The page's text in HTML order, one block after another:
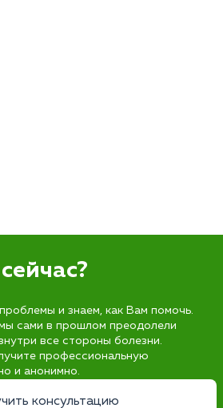
и знаем, как Вам помочь.
сами в прошлом преодолели
все стороны болезни.
профессиональную
и анонимно.
консультацию